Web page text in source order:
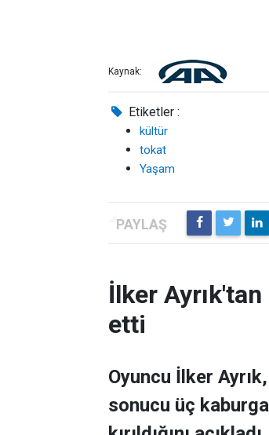
Kaynak:
Etiketler :
kültür
tokat
Yaşam
İlker
etti
Oyuncu İlker
sonucu üç